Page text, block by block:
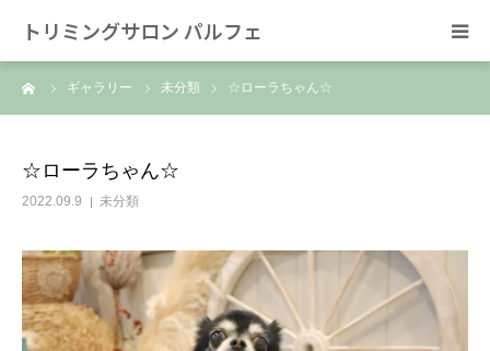
トリミングサロン パルフェ
ギャラリー 未分類 ☆ローラちゃん☆
☆ローラちゃん☆
2022.09.9 未分類
HOME
スタッフ
SNS/リンク